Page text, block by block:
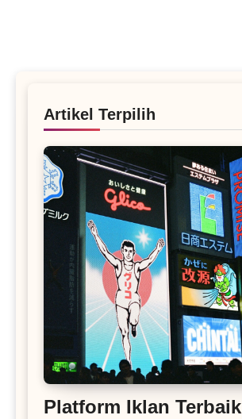
Artikel Terpilih
Platform Iklan Terbaik